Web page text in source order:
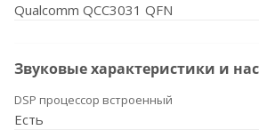
Qualcomm QCC3031 QFN
Звуковые характеристики и
DSP процессор встроенный
Есть